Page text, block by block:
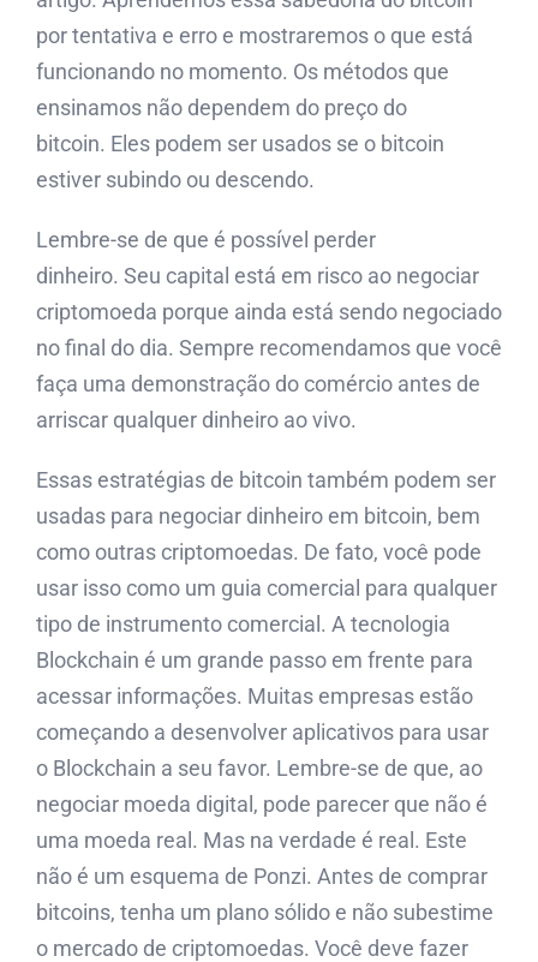
por tentativa e erro e mostraremos o que está
funcionando no momento. Os métodos que
ensinamos não dependem do preço do
bitcoin. Eles podem ser usados ​​se o bitcoin
estiver subindo ou descendo.
Lembre-se de que é possível perder
dinheiro. Seu capital está em risco ao negociar
criptomoeda porque ainda está sendo negociado
no final do dia. Sempre recomendamos que você
faça uma demonstração do comércio antes de
arriscar qualquer dinheiro ao vivo.
Essas estratégias de bitcoin também podem ser
usadas para negociar dinheiro em bitcoin, bem
como outras criptomoedas. De fato, você pode
usar isso como um guia comercial para qualquer
tipo de instrumento comercial. A tecnologia
Blockchain é um grande passo em frente para
acessar informações. Muitas empresas estão
começando a desenvolver aplicativos para usar
o Blockchain a seu favor. Lembre-se de que, ao
negociar moeda digital, pode parecer que não é
uma moeda real. Mas na verdade é real. Este
não é um esquema de Ponzi. Antes de comprar
bitcoins, tenha um plano sólido e não subestime
o mercado de criptomoedas. Você deve fazer